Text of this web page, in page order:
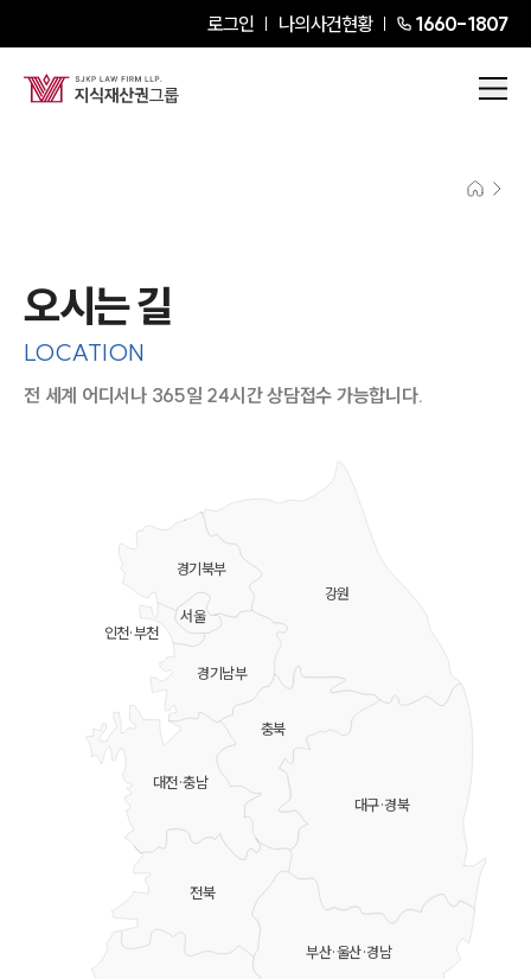
로그인 나의사건현황 1660-1807
오시는 길
LOCATION
전 세계 어디서나 365일 24시간 상담접수 가능합니다.
강원
충북
대전·충남
대구·경북
부산·울산·경남
전북
경기북부
경기남부
서울
인천·부천